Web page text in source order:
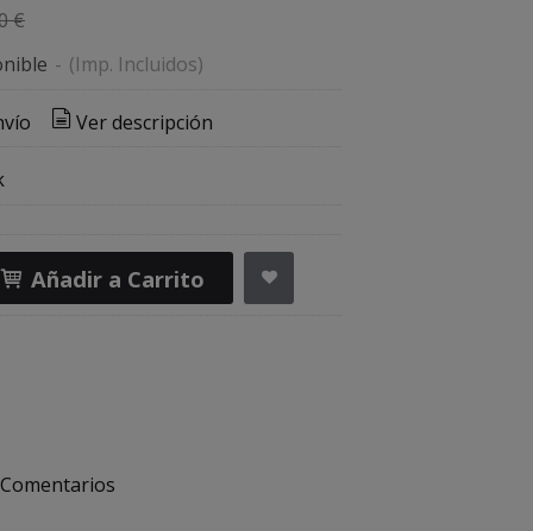
€
- (Imp. Incluidos)
Ver descripción
Añadir a Carrito
Comentarios